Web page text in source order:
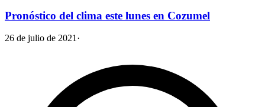
Pronóstico del clima este lunes en Cozumel
26 de julio de 2021 ·